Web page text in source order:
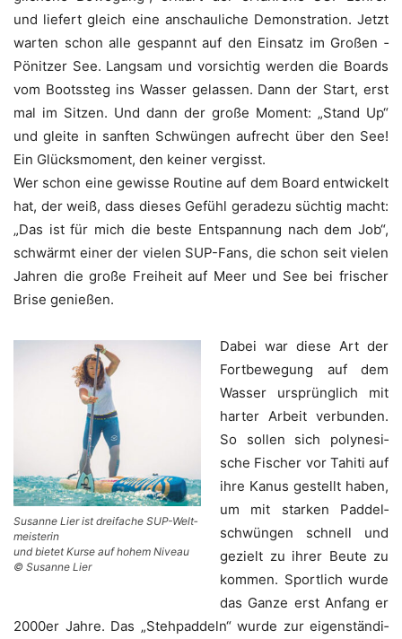
und lie­fert gleich eine anschau­li­che Demons­tra­ti­on. Jetzt
war­ten schon alle gespannt auf den Ein­satz im Gro­ßen ­
Pönit­zer See. Lang­sam und vor­sich­tig wer­den die Boards
vom Boots­steg ins Was­ser gelas­sen. Dann der Start, erst
mal im Sit­zen. Und dann der gro­ße Moment: „Stand Up“
und glei­te in sanf­ten Schwün­gen auf­recht über den See!
Ein Glücks­mo­ment, den kei­ner vergisst.
Wer schon eine gewis­se Rou­ti­ne auf dem Board ent­wi­ckelt
hat, der weiß, dass die­ses Gefühl gera­de­zu süch­tig macht:
„Das ist für mich die bes­te Ent­span­nung nach dem Job“,
schwärmt einer der vie­len SUP-Fans, die schon seit vie­len
Jah­ren die gro­ße Frei­heit auf Meer und See bei fri­scher
Bri­se genießen.
Susan­ne Lier ist drei­fa­che SUP-Welt­
meis­te­rin
und bie­tet Kur­se auf hohem Niveau
© Susan­ne Lier
Dabei war die­se Art der
Fort­be­we­gung auf dem
Was­ser ursprüng­lich mit
har­ter Arbeit ver­bun­den.
So sol­len sich poly­ne­si­
sche ­Fischer vor Tahi­ti auf
ihre Kanus gestellt haben,
um mit star­ken Pad­del­
schwün­gen schnell und
gezielt zu ihrer Beu­te zu
kom­men. Sport­lich wur­de
das Gan­ze erst Anfang er
2000er Jah­re. Das „Steh­pad­deln“ wur­de zur eigen­stän­di­